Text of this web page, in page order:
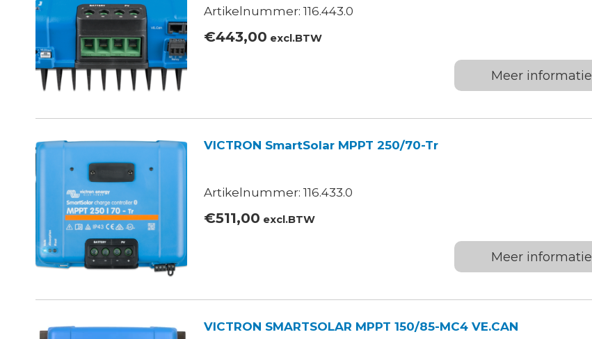
Artikelnummer: 116.443.0
€443,00 excl.BTW
Meer informatie
VICTRON SmartSolar MPPT 250/70-Tr
Artikelnummer: 116.433.0
€511,00 excl.BTW
Meer informatie
VICTRON SMARTSOLAR MPPT 150/85-MC4 VE.CAN